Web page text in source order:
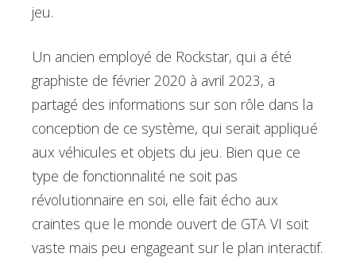
jeu.
Un ancien employé de Rockstar, qui a été
graphiste de février 2020 à avril 2023, a
partagé des informations sur son rôle dans la
conception de ce système, qui serait appliqué
aux véhicules et objets du jeu. Bien que ce
type de fonctionnalité ne soit pas
révolutionnaire en soi, elle fait écho aux
craintes que le monde ouvert de GTA VI soit
vaste mais peu engageant sur le plan interactif.